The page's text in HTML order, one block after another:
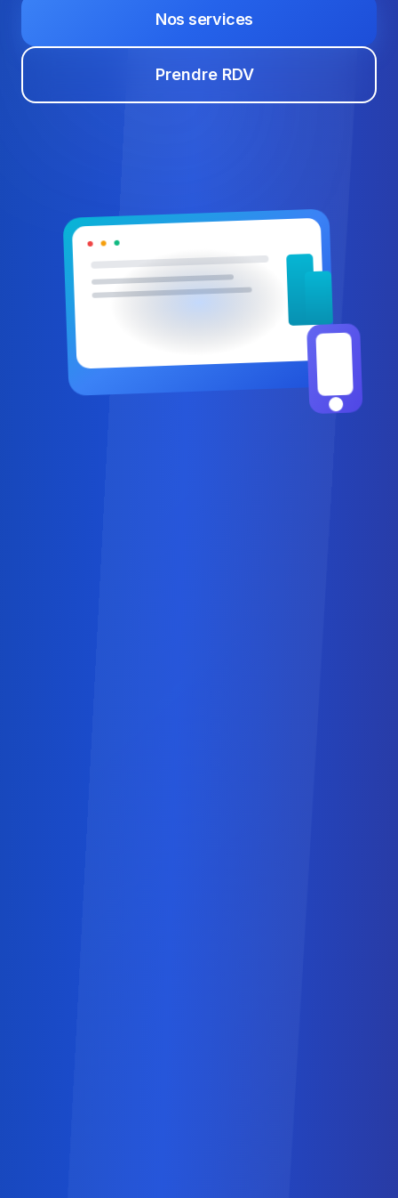
Nos services
Prendre RDV